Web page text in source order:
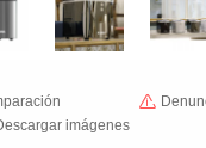

imágenes